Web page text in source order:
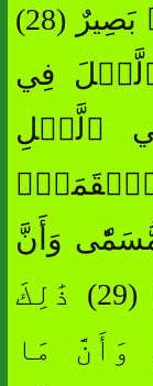
وَٰحِدَةٍۚ إِنَّ ٱللَّهَ سَمِيعُۢ بَصِيرٌ (28)
ٱلَّيۡلَ فِي
فِي ٱلَّيۡلِ
وَأَنَّ
ٱللَّهَ بِمَا تَعۡمَلُونَ خَبِيرٞ (29) ذَٰلِكَ
وَأَنَّ مَا